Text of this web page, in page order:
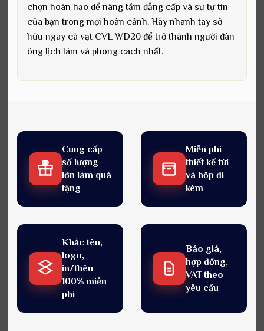
chọn hoàn hảo để nâng tầm đẳng cấp và sự tự tin
của bạn trong mọi hoàn cảnh. Hãy nhanh tay sở
hữu ngay cà vạt CVL-WD20 để trở thành người đàn
ông lịch lãm và phong cách nhất.
Cung cấp
số lượng
lớn làm quà
tặng
Miễn phí
thiết kế túi
và hộp đi
kèm
Khắc tên,
logo,
in/thêu
100% miễn
phí
Báo giá,
hợp đồng,
VAT theo
yêu cầu